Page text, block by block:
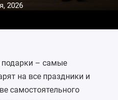
2026
подарки – самые
на все праздники и
самостоятельного